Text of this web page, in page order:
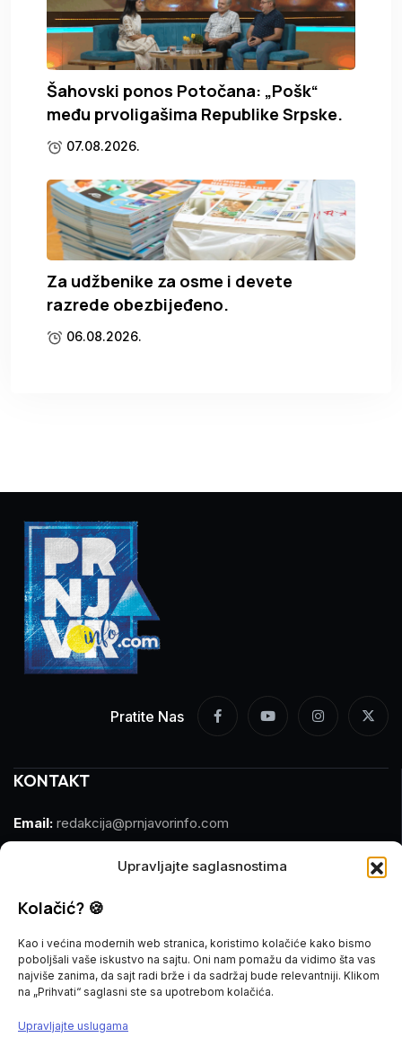
Upravljajte saglasnostima
Kolačić? 🍪
Kao i većina modernih web stranica, koristimo kolačiće kako bismo
poboljšali vaše iskustvo na sajtu. Oni nam pomažu da vidimo šta vas
najviše zanima, da sajt radi brže i da sadržaj bude relevantniji. Klikom
na „Prihvati“ saglasni ste sa upotrebom kolačića.
Upravljajte uslugama
Šahovski ponos Potočana: „Pošk“
među prvoligašima Republike Srpske.
07.08.2026.
Za udžbenike za osme i devete
razrede obezbijeđeno.
06.08.2026.
Pratite Nas
KONTAKT
Email: redakcija@prnjavorinfo.com
MARKETING
Email: marketing@prnjavorinfo.com
Telefon:(+387)065 955 355
POŠALJI VIJEST